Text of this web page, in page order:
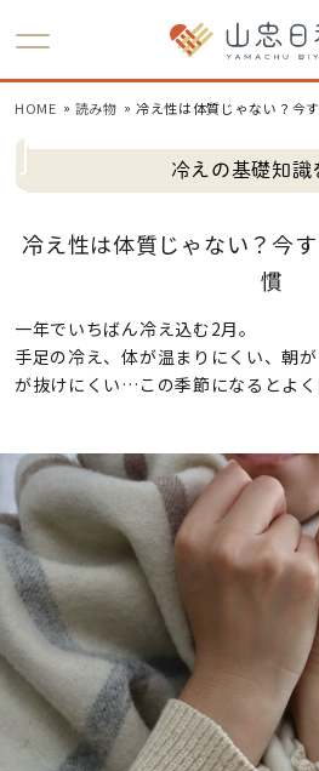
HOME 読み物 冷え性は体質じゃない？今
冷えの基礎知識
冷え性は体質じゃない？今
慣
一年でいちばん冷え込む2月。
手足の冷え、体が温まりにくい、朝
が抜けにくい…この季節になるとよく